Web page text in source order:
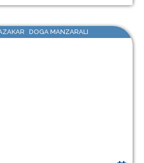
DOGA MANZARALI